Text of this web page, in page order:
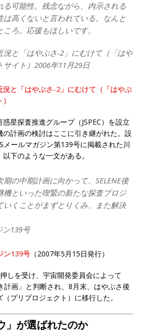
る可能性。残念ながら、内示される
は高くないと言われている。なんと
ろ。応援もほしいです。
と「はやぶさ-2」にむけて（「はや
イト）2006年11月29日
況と「はやぶさ-2」にむけて（「はやぶ
星探査推進グループ（JSPEC）を設立
の計画の検討はここに引き継がれた。設
メールマガジン第139号に掲載された川
下のような一文がある。
の中期計画に向かって、SELENE後
機といった喫緊の新たな探査プロジ
いくことがまずとりくみ、また解決
139号
ン139号 （2007年5月15日発行）
しを受け、宇宙開発委員会によって
計画」と判断され、8月末、はやぶさ後
プリプロジェクト）に移行した。
」が選ばれたのか